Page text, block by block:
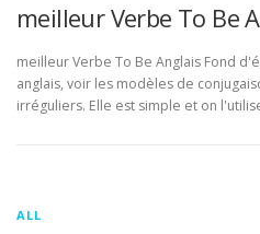
meilleur Verbe To Be
meilleur Verbe To Be Anglais Fond
anglais, voir les modèles de
irréguliers. Elle est simple et on
ALL